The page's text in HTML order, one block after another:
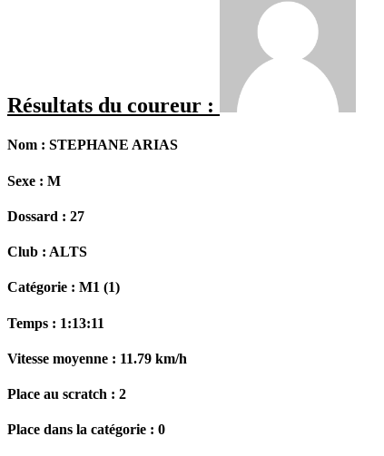
Résultats du coureur :
Nom : STEPHANE ARIAS
Sexe : M
Dossard : 27
Club : ALTS
Catégorie : M1 (1)
Temps : 1:13:11
Vitesse moyenne : 11.79 km/h
Place au scratch : 2
Place dans la catégorie : 0